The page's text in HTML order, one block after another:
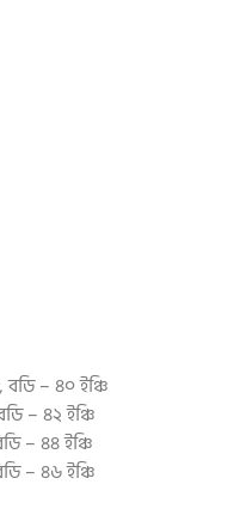
– ৪০ ইঞ্চি
– ৪২ ইঞ্চি
– ৪৪ ইঞ্চি
– ৪৬ ইঞ্চি